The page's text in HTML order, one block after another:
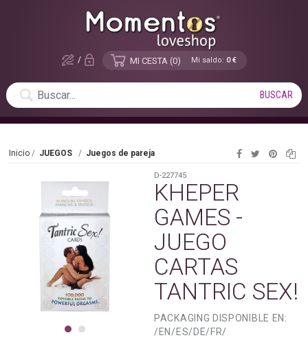
/ MI CESTA 0 Mi saldo: 0 €
Inicio JUEGOS Juegos de pareja
D-227745
KHEPER
GAMES -
JUEGO
CARTAS
TANTRIC SEX!
PACKAGING DISPONIBLE EN:
/EN/ES/DE/FR/